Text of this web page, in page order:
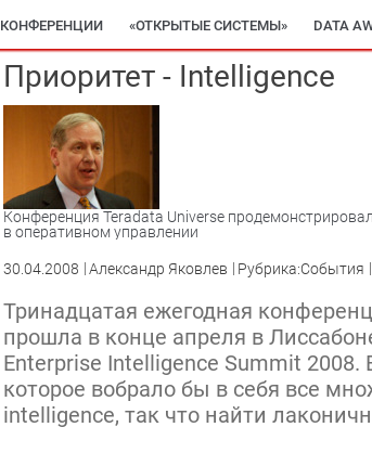
КОНФЕРЕНЦИИ «ОТКРЫТЫЕ СИСТЕМЫ» DATA
Приоритет - Intelligence
Конференция Teradata Universe
в оперативном управлении
30.04.2008 Александр Яковлев Рубрика:События
Тринадцатая ежегодная
прошла в конце апреля в
Enterprise Intelligence Summit 2008.
которое вобрало бы в себя все
intelligence, так что найти